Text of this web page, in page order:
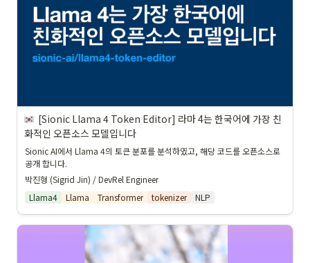
[Sionic Llama 4 Token Editor] 라마 4는 한국어에 가장 친
화적인 오픈소스 모델입니다
Sionic AI에서 Llama 4의 토큰 분포를 분석하였고, 해당 코드를 오픈소스로
공개 합니다.
박진형 (Sigrid Jin) / DevRel Engineer
Llama4
Llama Transformer tokenizer NLP